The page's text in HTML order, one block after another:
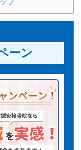
プ
ーン